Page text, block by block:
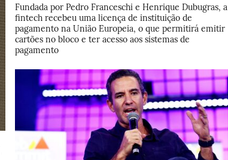
Fundada por Pedro Franceschi e Henrique Dubugras, a
fintech recebeu uma licença de instituição de
pagamento na União Europeia, o que permitirá emitir
cartões no bloco e ter acesso aos sistemas de
pagamento